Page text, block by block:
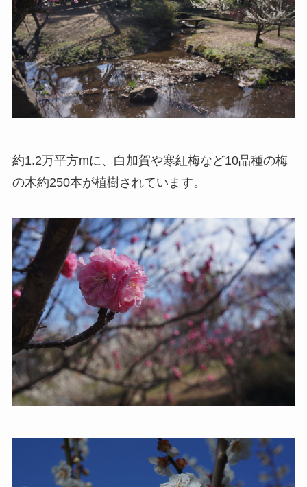
約1.2万平方mに、白加賀や寒紅梅など10品種の梅
の木約250本が植樹されています。